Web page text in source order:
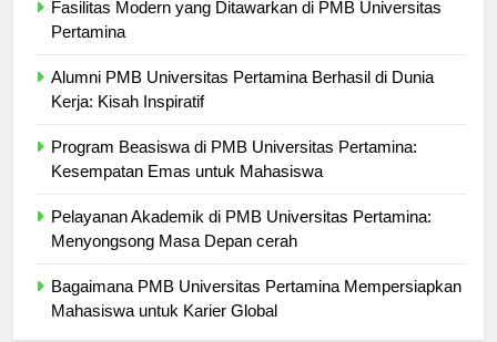
Fasilitas Modern yang Ditawarkan di PMB Universitas
Alumni PMB Universitas Pertamina Berhasil di Dunia
Program Beasiswa di PMB Universitas Pertamina:
Pelayanan Akademik di PMB Universitas Pertamina:
Bagaimana PMB Universitas Pertamina Mempersiapkan